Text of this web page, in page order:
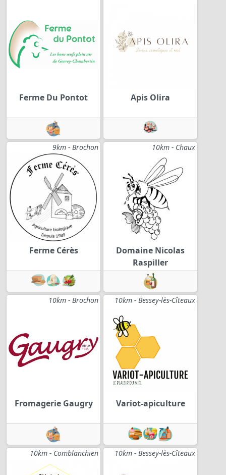
Ferme Du Pontot Apis Olira
9km - Brochon
Ferme Cérès
10km - Chaux
Domaine Nicolas
Raspiller
10km - Brochon
Fromagerie Gaugry
10km - Bessey-lès-Cîteaux
Variot-apiculture
10km - Comblanchien 10km - Bessey-lès-Cîteaux